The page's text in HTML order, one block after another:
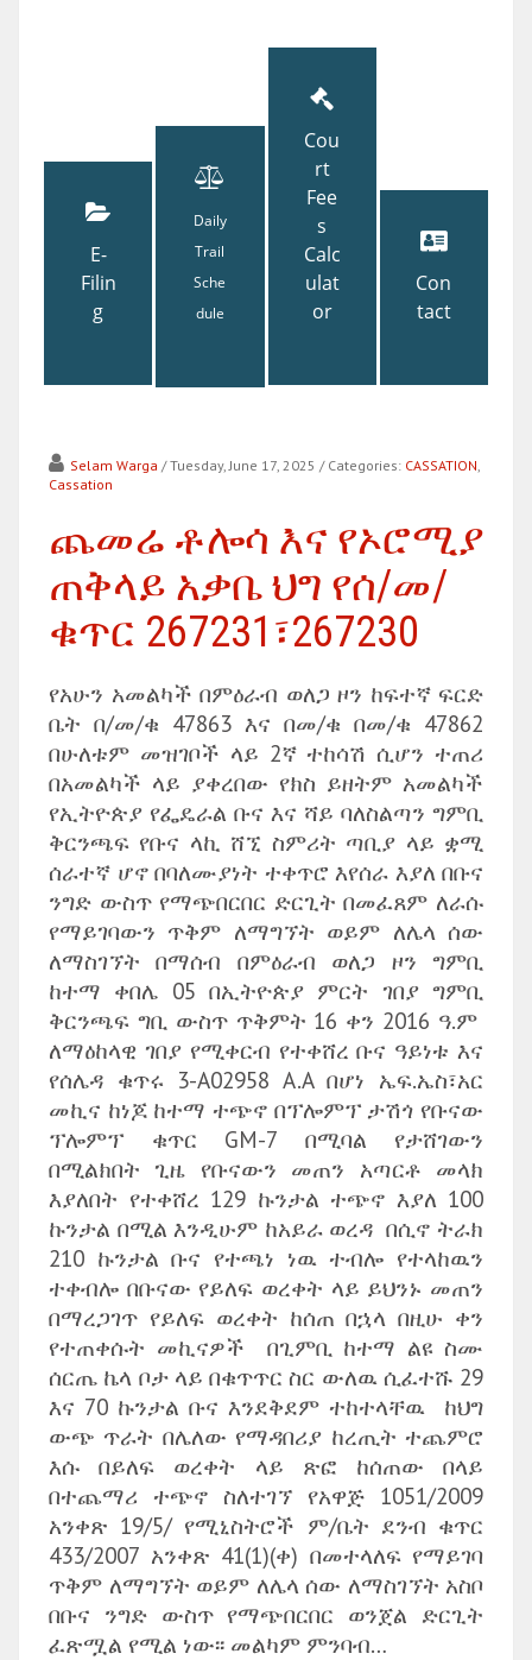
E-
Filin
g
Daily
Trail
Sche
dule
Cou
rt
Fee
s
Calc
ulat
or
Con
tact
Selam Warga / Tuesday, June 17, 2025 / Categories: CASSATION,
Cassation
ጨመሬ ቶሎሳ እና የኦሮሚያ
ጠቅላይ አቃቤ ህግ የሰ/መ/
ቁጥር 267231፣267230
የአሁን አመልካች በምዕራብ ወለጋ ዞን ከፍተኛ ፍርድ
ቤት በ/መ/ቁ 47863 እና በመ/ቁ በመ/ቁ 47862
በሁለቱም መዝገቦች ላይ 2ኛ ተከሳሽ ሲሆን ተጠሪ
በአመልካች ላይ ያቀረበው የክስ ይዘትም አመልካች
የኢትዮጵያ የፌዴራል ቡና እና ሻይ ባለስልጣን ግምቢ
ቅርንጫፍ የቡና ላኪ ሸኚ ስምሪት ጣቢያ ላይ ቋሚ
ሰራተኛ ሆኖ በባለሙያነት ተቀጥሮ እየሰራ እያለ በቡና
ንግድ ውስጥ የማጭበርበር ድርጊት በመፈጸም ለራሱ
የማይገባውን ጥቅም ለማግኘት ወይም ለሌላ ሰው
ለማስገኘት በማሰብ በምዕራብ ወለጋ ዞን ግምቢ
ከተማ ቀበሌ 05 በኢትዮጵያ ምርት ገበያ ግምቢ
ቅርንጫፍ ግቢ ውስጥ ጥቅምት 16 ቀን 2016 ዓ.ም
ለማዕከላዊ ገበያ የሚቀርብ የተቀሸረ ቡና ዓይነቱ እና
የሰሌዳ ቁጥሩ 3-A02958 A.A በሆነ ኤፍ.ኤስ፣አር
መኪና ከነጆ ከተማ ተጭኖ በፕሎምፕ ታሽጎ የቡናው
ፕሎምፕ ቁጥር GM-7 በሚባል የታሸገውን
በሚልክበት ጊዜ የቡናውን መጠን አጣርቶ መላክ
እያለበት የተቀሸረ 129 ኩንታል ተጭኖ እያለ 100
ኩንታል በሚል እንዲሁም ከአይራ ወረዳ በሲኖ ትራክ
210 ኩንታል ቡና የተጫነ ነዉ ተብሎ የተላከዉን
ተቀብሎ በቡናው የይለፍ ወረቀት ላይ ይህንኑ መጠን
በማረጋገጥ የይለፍ ወረቀት ከሰጠ በኋላ በዚሁ ቀን
የተጠቀሱት መኪናዎች በጊምቢ ከተማ ልዩ ስሙ
ሰርጤ ኬላ ቦታ ላይ በቁጥጥር ስር ውለዉ ሲፈተሹ 29
እና 70 ኩንታል ቡና እንደቅደም ተከተላቸዉ ከህግ
ውጭ ጥራት በሌለው የማዳበሪያ ከረጢት ተጨምሮ
እሱ በይለፍ ወረቀት ላይ ጽፎ ከሰጠው በላይ
በተጨማሪ ተጭኖ ስለተገኘ የአዋጅ 1051/2009
አንቀጽ 19/5/ የሚኒስትሮች ም/ቤት ደንብ ቁጥር
433/2007 አንቀጽ 41(1)(ቀ) በመተላለፍ የማይገባ
ጥቅም ለማግኘት ወይም ለሌላ ሰው ለማስገኘት አስቦ
በቡና ንግድ ውስጥ የማጭበርበር ወንጀል ድርጊት
ፈጽሟል የሚል ነው፡፡ መልካም ምንባብ…